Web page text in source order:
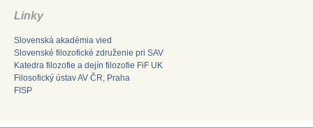
Linky
Slovenská akadémia vied
Slovenské filozofické združenie pri SAV
Katedra filozofie a dejín filozofie FiF UK
Filosofický ústav AV ČR, Praha
FISP